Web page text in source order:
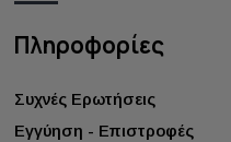
Πληροφορίες
Συχνές Ερωτήσεις
Εγγύηση - Επιστροφές